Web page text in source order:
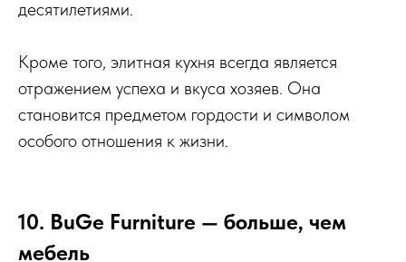
десятилетиями.
Кроме того, элитная кухня всегда является
отражением успеха и вкуса хозяев. Она
становится предметом гордости и символом
особого отношения к жизни.
10. BuGe Furniture — больше, чем
мебель